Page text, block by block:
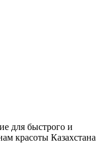
для быстрого и
красоты Казахстана